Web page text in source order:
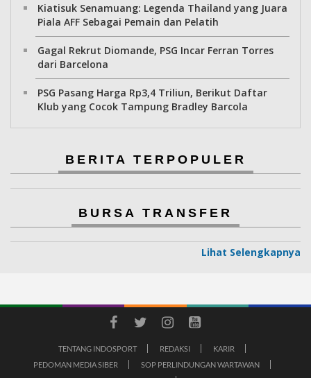
Kiatisuk Senamuang: Legenda Thailand yang Juara
Piala AFF Sebagai Pemain dan Pelatih
Gagal Rekrut Diomande, PSG Incar Ferran Torres
dari Barcelona
PSG Pasang Harga Rp3,4 Triliun, Berikut Daftar
Klub yang Cocok Tampung Bradley Barcola
BERITA TERPOPULER
BURSA TRANSFER
Lihat Selengkapnya
TENTANG INDOSPORT REDAKSI
KARIR
PEDOMAN MEDIA SIBER
SOP PERLINDUNGAN WARTAWAN